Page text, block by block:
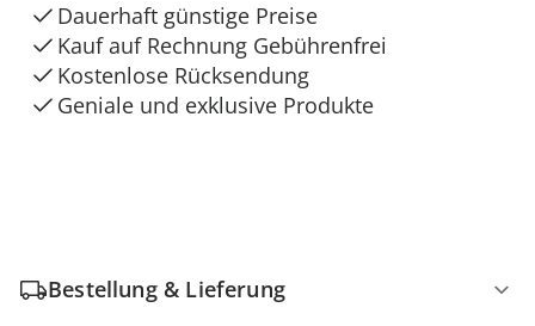
Dauerhaft günstige Preise
Kauf auf Rechnung Gebührenfrei
Kostenlose Rücksendung
Geniale und exklusive Produkte
Bestellung & Lieferung